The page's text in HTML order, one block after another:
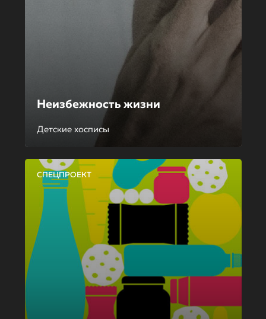
Неизбежность жизни
Детские хосписы
СПЕЦПРОЕКТ